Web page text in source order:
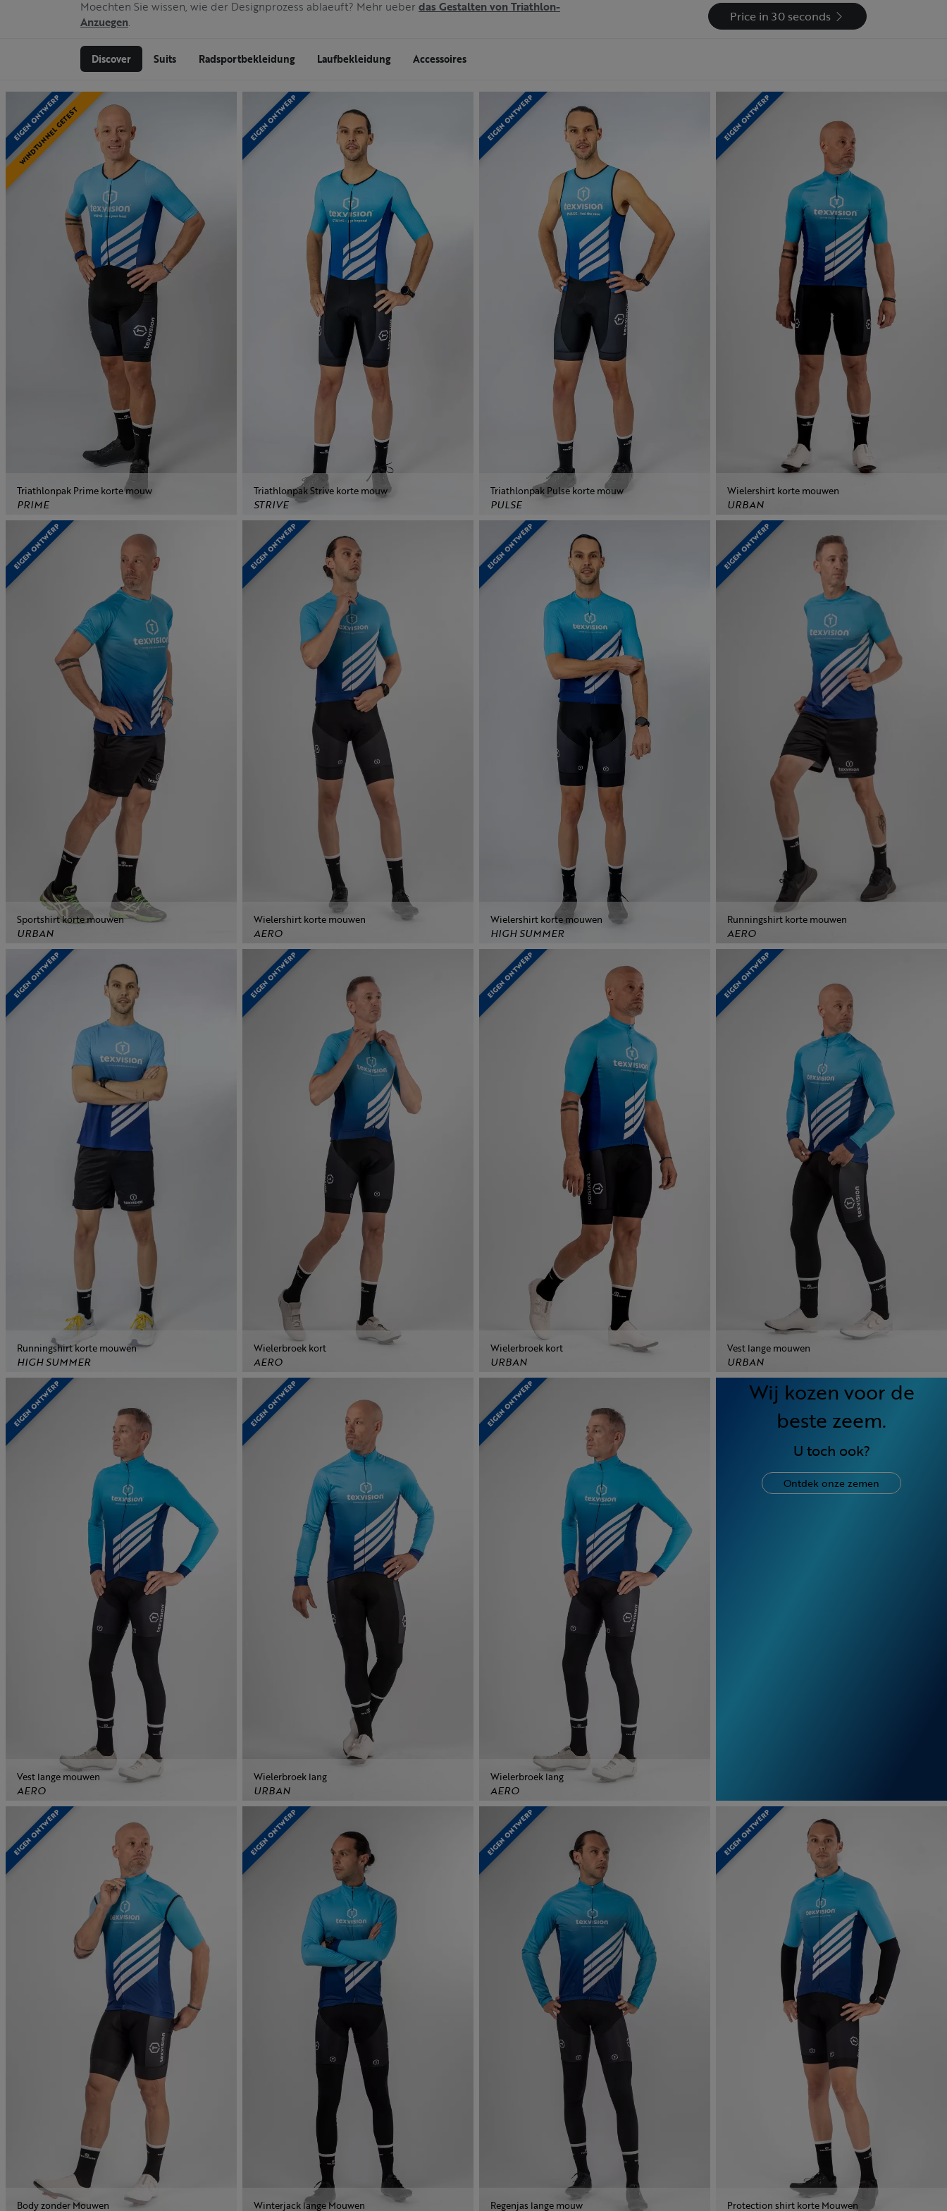
Moechten Sie wissen, wie der Designprozess ablaeuft? Mehr ueber das Gestalten von Triathlon-
Anzuegen. Price in 30 seconds
Discover Suits Radsportbekleidung Laufbekleidung Accessoires
EIGEN ONTWERP
WINDTUNNEL GETEST
Triathlonpak Prime korte mouw
PRIME
EIGEN ONTWERP
Triathlonpak Strive korte mouw
STRIVE
EIGEN ONTWERP
Triathlonpak Pulse korte mouw
PULSE
EIGEN ONTWERP
Wielershirt korte mouwen
URBAN
EIGEN ONTWERP
Sportshirt korte mouwen
URBAN
EIGEN ONTWERP
Wielershirt korte mouwen
AERO
EIGEN ONTWERP
Wielershirt korte mouwen
HIGH SUMMER
EIGEN ONTWERP
Runningshirt korte mouwen
AERO
EIGEN ONTWERP
Runningshirt korte mouwen
HIGH SUMMER
EIGEN ONTWERP
Wielerbroek kort
AERO
EIGEN ONTWERP
Wielerbroek kort
URBAN
EIGEN ONTWERP
Vest lange mouwen
URBAN
EIGEN ONTWERP
Vest lange mouwen
AERO
EIGEN ONTWERP
Wielerbroek lang
URBAN
EIGEN ONTWERP
Wielerbroek lang
AERO
Wij kozen voor de
beste zeem.
U toch ook?
Ontdek onze zemen
EIGEN ONTWERP
Body zonder Mouwen
EIGEN ONTWERP
Winterjack lange Mouwen
EIGEN ONTWERP
Regenjas lange mouw
EIGEN ONTWERP
Protection shirt korte Mouwen